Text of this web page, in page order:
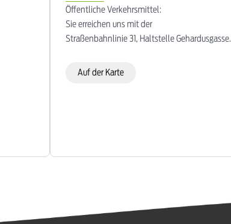
Öffentliche Verkehrsmittel:
Sie erreichen uns mit der
Straßenbahnlinie 31, Haltstelle Gehardusgasse.
Auf der Karte